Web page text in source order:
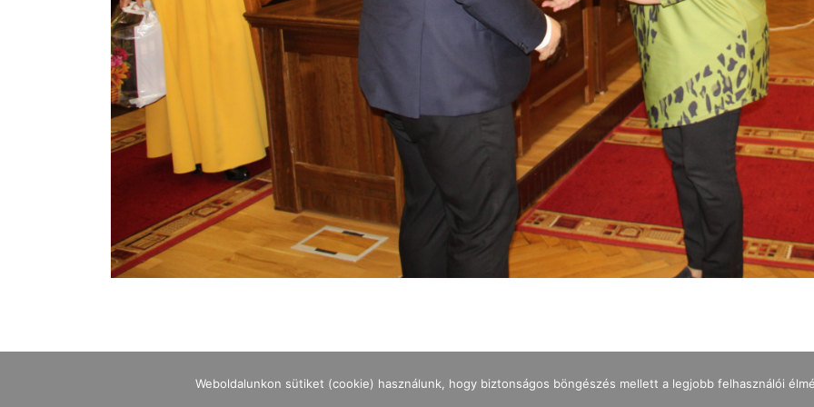
IMPRESSZUM ADATKEZELÉS NYITVATARTÁS JEGYÁRAK
Weboldalunkon sütiket (cookie) használunk, hogy biztonságos böngészés mellett a legjobb felhasználói